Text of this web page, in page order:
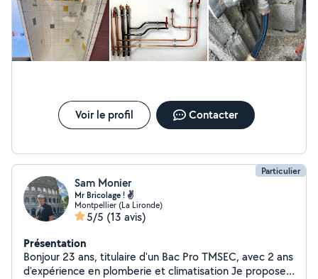
Voir le profil Contacter
Particulier
Sam Monier
Mr Bricolage ! ✌️
Montpellier (La Lironde)
5/5 (13 avis)
Présentation
Bonjour 23 ans, titulaire d'un Bac Pro TMSEC, avec 2 ans
d'expérience en plomberie et climatisation Je propose :